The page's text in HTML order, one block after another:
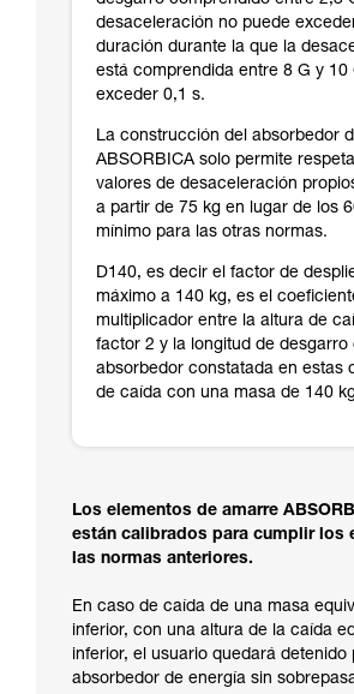
desaceleración no puede
duración durante la que la
está comprendida entre 8 G y 10
exceder 0,1 s.
La construcción del absorbedor
ABSORBICA solo permite
valores de desaceleración
a partir de 75 kg en lugar de los
mínimo para las otras normas.
D140, es decir el factor de
máximo a 140 kg, es el
multiplicador entre la altura de
factor 2 y la longitud de desgarro
absorbedor constatada en estas
de caída con una masa de 140
Los elementos de amarre
están calibrados para cumplir los
las normas anteriores.
En caso de caída de una masa
inferior, con una altura de la caída
inferior, el usuario quedará detenido
absorbedor de energía sin